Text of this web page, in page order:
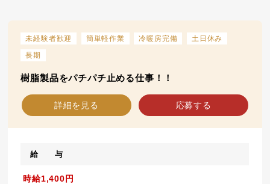
未経験者歓迎 簡単軽作業 冷暖房完備
土日休み
長期
樹脂製品をパチパチ止める仕事！！
詳細を見る 応募する
給 与
時給1,400円